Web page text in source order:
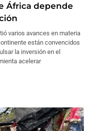
África depende
varios avances en materia
están convencidos
la inversión en el
acelerar